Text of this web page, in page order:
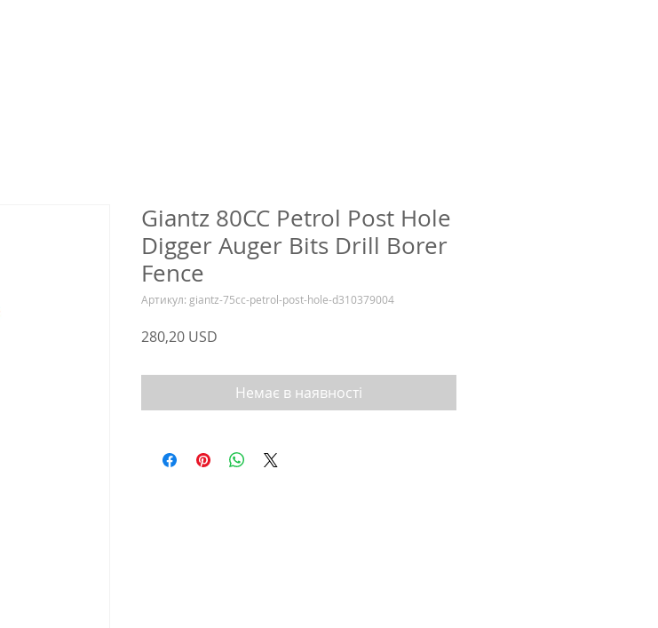
Giantz 80CC Petrol Post Hole
Digger Auger Bits Drill Borer
Fence
Артикул: giantz-75cc-petrol-post-hole-d310379004
280,20 USD
Немає в наявності